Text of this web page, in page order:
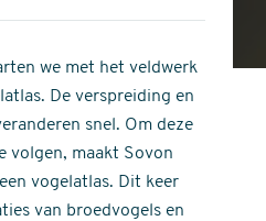
we met het veldwerk
De verspreiding en
snel. Om deze
volgen, maakt Sovon
vogelatlas. Dit keer
van broedvogels en